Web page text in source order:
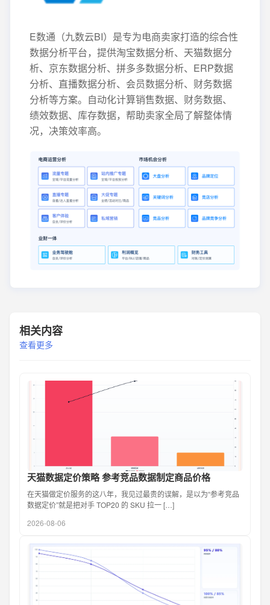
E数通（九数云BI）是专为电商卖家打造的综合性
数据分析平台，提供淘宝数据分析、天猫数据分
析、京东数据分析、拼多多数据分析、ERP数据
分析、直播数据分析、会员数据分析、财务数据
分析等方案。自动化计算销售数据、财务数据、
绩效数据、库存数据，帮助卖家全局了解整体情
况，决策效率高。
相关内容
查看更多
天猫数据定价策略 参考竞品数据制定商品价格
在天猫做定价服务的这八年，我见过最贵的误解，是以为“参考竞品
数据定价”就是把对手 TOP20 的 SKU 拉一 […]
2026-08-06